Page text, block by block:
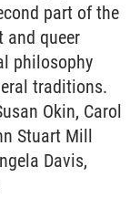
part of the
and queer
philosophy
traditions.
Okin, Carol
Stuart Mill
Davis,